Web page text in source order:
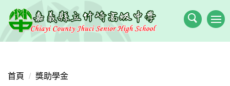
到
主
要
區
首頁 獎助學金